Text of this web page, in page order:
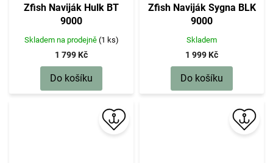
Zfish Naviják Hulk BT
9000
Skladem na prodejně (1 ks)
1 799 Kč
Do košíku
Zfish Naviják Sygna BLK
9000
Skladem
1 999 Kč
Do košíku